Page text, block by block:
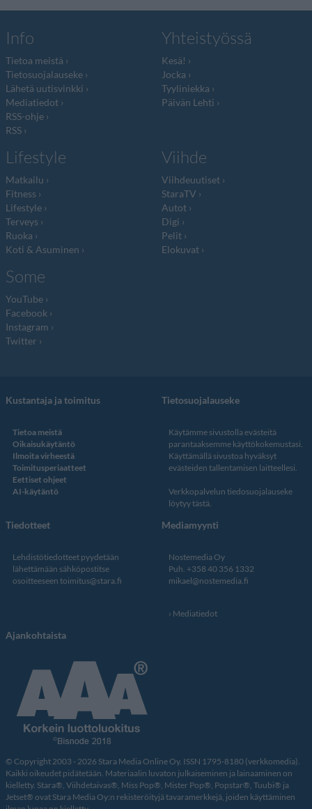
Info
Tietoa meistä
Tietosuojalauseke
Lähetä uutisvinkki
Mediatiedot
RSS-ohje
RSS
Yhteistyössä
Kesä!
Jocka
Tyyliniekka
Päivän Lehti
Lifestyle
Matkailu
Fitness
Lifestyle
Terveys
Ruoka
Koti & Asuminen
Viihde
Viihdeuutiset
StaraTV
Autot
Digi
Pelit
Elokuvat
Some
YouTube
Facebook
Instagram
Twitter
Kustantaja ja toimitus
Tietoa meistä
Oikaisukäytäntö
Ilmoita virheestä
Toimitusperiaatteet
Eettiset ohjeet
AI-käytäntö
Tietosuojalauseke
Käytämme sivustolla evästeitä
parantaaksemme käyttökokemustasi.
Käyttämällä sivustoa hyväksyt
evästeiden tallentamisen laitteellesi.
Verkkopalvelun tiedosuojalauseke
löytyy tästä.
Tiedotteet
Lehdistötiedotteet pyydetään
lähettämään sähköpostitse
osoitteeseen toimitus@stara.fi
Mediamyynti
Nostemedia Oy
Puh. +358 40 356 1332
mikael@nostemedia.fi
Mediatiedot
Ajankohtaista
© Copyright 2003 - 2026 Stara Media Online Oy. ISSN 1795-8180 (verkkomedia).
Kaikki oikeudet pidätetään. Materiaalin luvaton julkaiseminen ja lainaaminen on
kielletty. Stara®, Viihdetaivas®, Miss Pop®, Mister Pop®, Popstar®, Tuubi® ja
Jetset® ovat Stara Media Oy:n rekisteröityjä tavaramerkkejä, joiden käyttäminen